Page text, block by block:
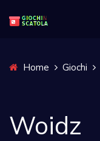
Home Giochi
Woidz